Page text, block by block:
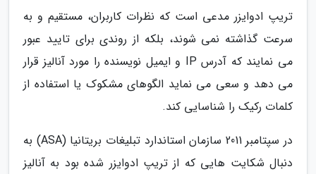
تریپ ادوایزر مدعی است که نظرات کاربران، مستقیم و به
سرعت گذاشته نمی شوند، بلکه از روندی برای تایید عبور
می نمایند که آدرس IP و ایمیل نویسنده را مورد آنالیز قرار
می دهد و سعی می نماید الگوهای مشکوک یا استفاده از
کلمات رکیک را شناسایی کند.
در سپتامبر 2011 سازمان استاندارد تبلیغات بریتانیا (ASA) به
دنبال شکایت هایی که از تریپ ادوایزر شده بود به آنالیز